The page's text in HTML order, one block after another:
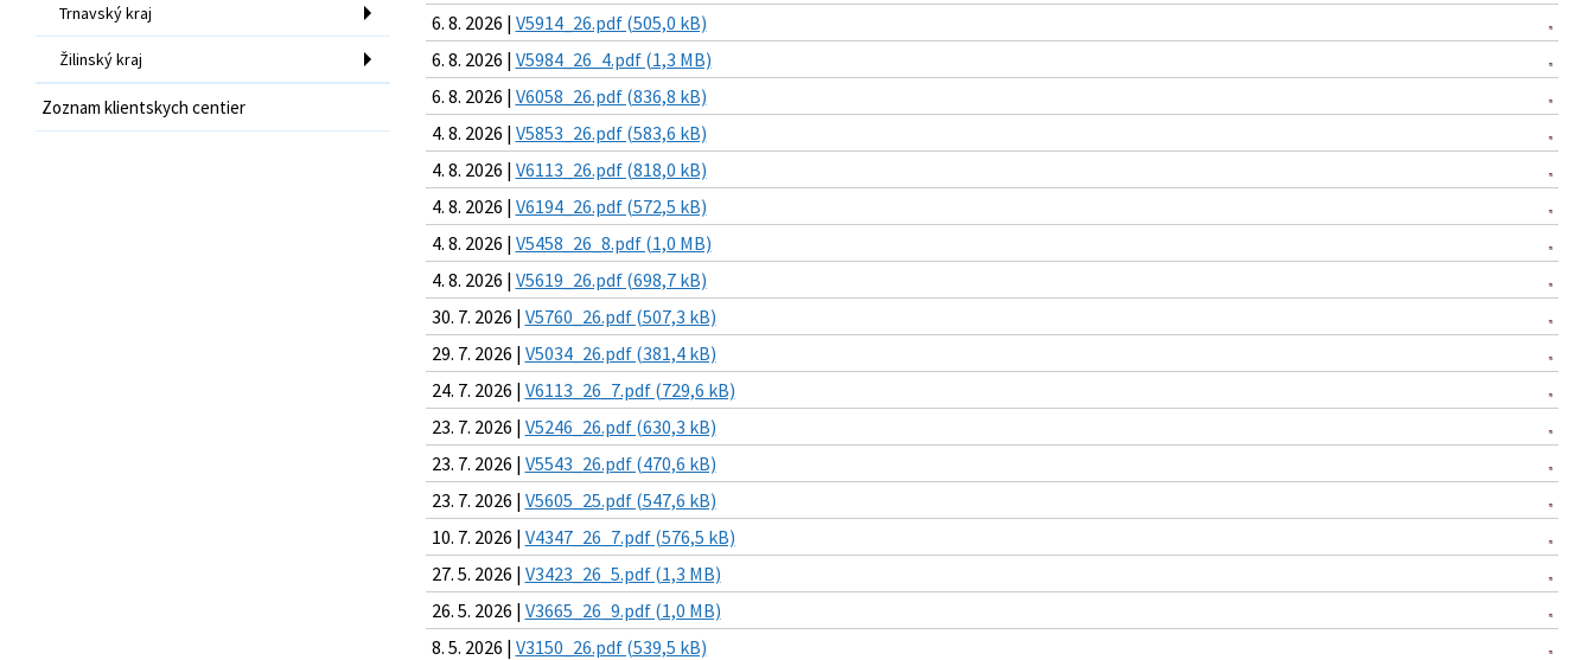
Trnavský kraj
Žilinský kraj
Zoznam klientskych centier
6. 8. 2026 | V5914_26.pdf (505,0 kB)
6. 8. 2026 | V5984_26_4.pdf (1,3 MB)
6. 8. 2026 | V6058_26.pdf (836,8 kB)
4. 8. 2026 | V5853_26.pdf (583,6 kB)
4. 8. 2026 | V6113_26.pdf (818,0 kB)
4. 8. 2026 | V6194_26.pdf (572,5 kB)
4. 8. 2026 | V5458_26_8.pdf (1,0 MB)
4. 8. 2026 | V5619_26.pdf (698,7 kB)
30. 7. 2026 | V5760_26.pdf (507,3 kB)
29. 7. 2026 | V5034_26.pdf (381,4 kB)
24. 7. 2026 | V6113_26_7.pdf (729,6 kB)
23. 7. 2026 | V5246_26.pdf (630,3 kB)
23. 7. 2026 | V5543_26.pdf (470,6 kB)
23. 7. 2026 | V5605_25.pdf (547,6 kB)
10. 7. 2026 | V4347_26_7.pdf (576,5 kB)
27. 5. 2026 | V3423_26_5.pdf (1,3 MB)
26. 5. 2026 | V3665_26_9.pdf (1,0 MB)
8. 5. 2026 | V3150_26.pdf (539,5 kB)